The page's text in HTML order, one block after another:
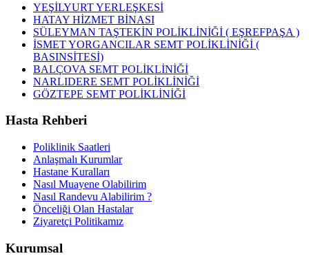
YEŞİLYURT YERLEŞKESİ
HATAY HİZMET BİNASI
SÜLEYMAN TAŞTEKİN POLİKLİNİĞİ ( EŞREFPAŞA )
İSMET YORGANCILAR SEMT POLİKLİNİĞİ (
BASINSİTESİ)
BALÇOVA SEMT POLİKLİNİĞİ
NARLIDERE SEMT POLİKLİNİĞİ
GÖZTEPE SEMT POLİKLİNİĞİ
Hasta Rehberi
Poliklinik Saatleri
Anlaşmalı Kurumlar
Hastane Kuralları
Nasıl Muayene Olabilirim
Nasıl Randevu Alabilirim ?
Önceliği Olan Hastalar
Ziyaretçi Politikamız
Kurumsal